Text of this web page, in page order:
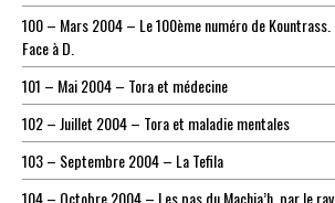
100 – Mars 2004 – Le 100ème numéro de Kountrass.
Face à D.
101 – Mai 2004 – Tora et médecine
102 – Juillet 2004 – Tora et maladie mentales
103 – Septembre 2004 – La Tefila
104 – Octobre 2004 – Les pas du Machia’h, par le rav